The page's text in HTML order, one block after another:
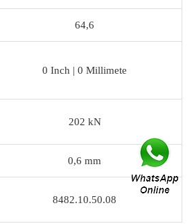
64,6
0 Inch | 0 Millimete
202 kN
0,6 mm
8482.10.50.08